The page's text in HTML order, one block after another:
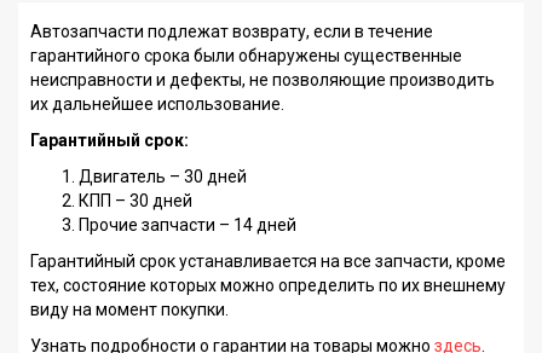
Автозапчасти подлежат возврату, если в течение
гарантийного срока были обнаружены существенные
неисправности и дефекты, не позволяющие производить
их дальнейшее использование.
Гарантийный срок:
Двигатель – 30 дней
КПП – 30 дней
Прочие запчасти – 14 дней
Гарантийный срок устанавливается на все запчасти, кроме
тех, состояние которых можно определить по их внешнему
виду на момент покупки.
Узнать подробности о гарантии на товары можно здесь